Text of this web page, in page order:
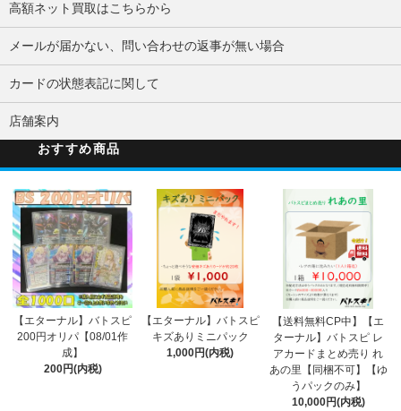
高額ネット買取はこちらから
メールが届かない、問い合わせの返事が無い場合
カードの状態表記に関して
店舗案内
おすすめ商品
【エターナル】バトスピ
200円オリパ【08/01作
成】
200円(内税)
【エターナル】バトスピ
キズありミニパック
1,000円(内税)
【送料無料CP中】【エ
ターナル】バトスピ レ
アカードまとめ売り れ
あの里【同梱不可】【ゆ
うパックのみ】
10,000円(内税)